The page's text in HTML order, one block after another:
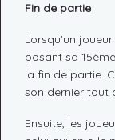
Fin de partie
Lorsqu’un
posant sa
la fin de partie.
son dernier tout
Ensuite, les